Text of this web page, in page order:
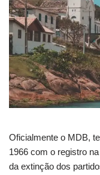
Oficialmente o MDB,
1966 com o registro
da extinção dos